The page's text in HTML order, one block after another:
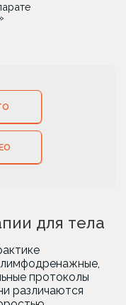
для тела
протоколы
различаются